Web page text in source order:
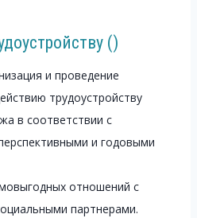
()
и проведение
трудоустройству
в соответствии с
и годовыми
отношений с
партнерами.